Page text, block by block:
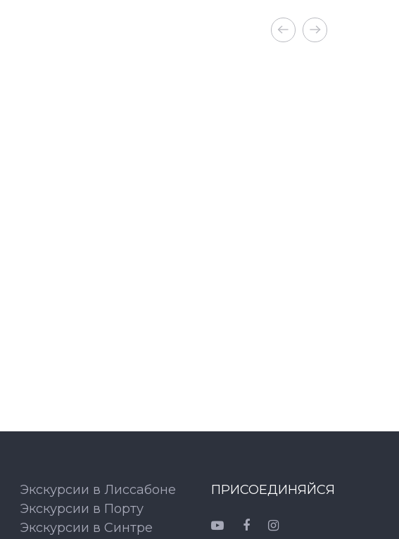
Экскурсии в Лиссабоне
Экскурсии в Порту
Экскурсии в Синтре
ПРИСОЕДИНЯЙСЯ